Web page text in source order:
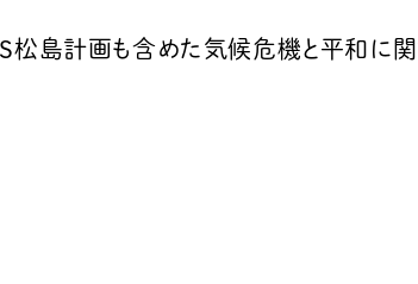
松島計画も含めた気候危機と平和に関